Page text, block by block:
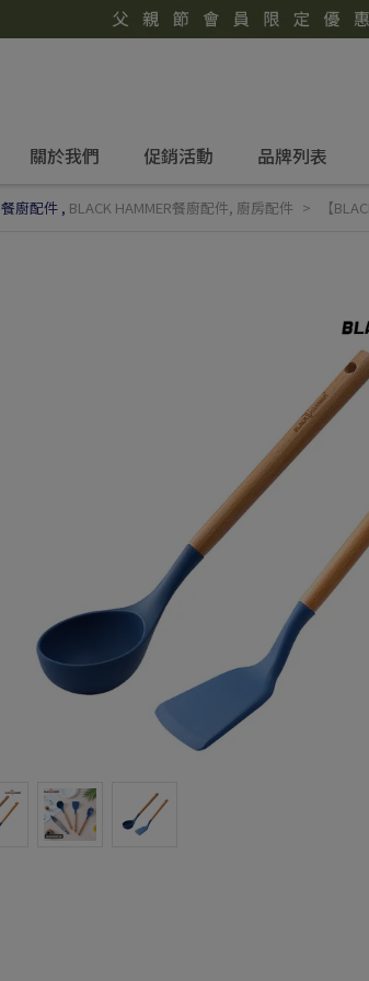
關於我們 促銷活動 品牌列表
餐廚配件, BLACK HAMMER餐廚配件, 廚房配件 【